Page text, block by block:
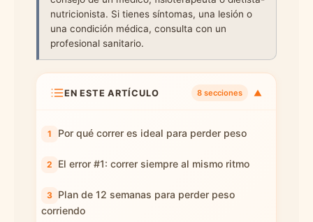
nutricionista. Si tienes síntomas, una lesión o
una condición médica, consulta con un
profesional sanitario.
EN ESTE ARTÍCULO 8 secciones ▼
Por qué correr es ideal para perder peso
El error #1: correr siempre al mismo ritmo
Plan de 12 semanas para perder peso
corriendo